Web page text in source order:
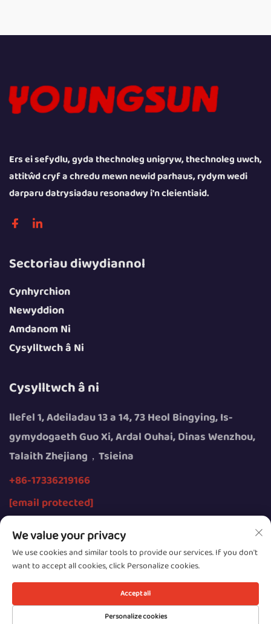
Ers ei sefydlu, gyda thechnoleg unigryw, thechnoleg uwch,
attitŵd cryf a chredu mewn newid parhaus, rydym wedi
darparu datrysiadau resonadwy i'n cleientiaid.
Sectoriau diwydiannol
Cynhyrchion
Newyddion
Amdanom Ni
Cysylltwch â Ni
Cysylltwch â ni
llefel 1, Adeiladau 13 a 14, 73 Heol Bingying, Is-
gymydogaeth Guo Xi, Ardal Ouhai, Dinas Wenzhou,
Talaith Zhejiang，Tsieina
+86-17336219166
[email protected]
Hawlfraint © 2026 gan Wenzhou Youngsun Intelligent
Equipment Cyfyngedig
Cyfrinachedd
We value your privacy
We use cookies and similar tools to provide our services. If you don't
want to accept all cookies, click Personalize cookies.
Personalize cookies
Accept all